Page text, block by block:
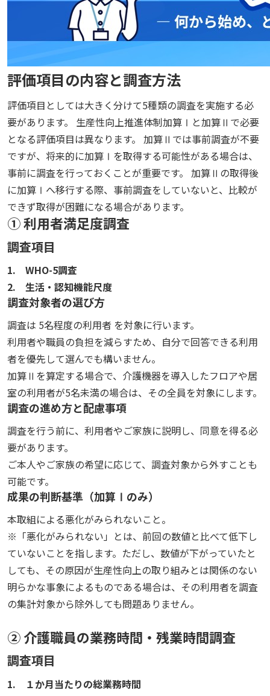
評価項目の内容と調査方法
評価項目としては大きく分けて5種類の調査を実施する必
要があります。 生産性向上推進体制加算Ⅰと加算Ⅱで必要
となる評価項目は異なります。 加算Ⅱでは事前調査が不要
ですが、将来的に加算Ⅰを取得する可能性がある場合は、
事前に調査を行っておくことが重要です。 加算Ⅱの取得後
に加算Ⅰへ移行する際、事前調査をしていないと、比較が
できず取得が困難になる場合があります。
① 利用者満足度調査
調査項目
1. WHO-5調査
2. 生活・認知機能尺度
調査対象者の選び方
調査は 5名程度の利用者 を対象に行います。
利用者や職員の負担を減らすため、自分で回答できる利用
者を優先して選んでも構いません。
加算Ⅱを算定する場合で、介護機器を導入したフロアや居
室の利用者が5名未満の場合は、その全員を対象にします。
調査の進め方と配慮事項
調査を行う前に、利用者やご家族に説明し、同意を得る必
要があります。
ご本人やご家族の希望に応じて、調査対象から外すことも
可能です。
成果の判断基準（加算Ⅰのみ）
本取組による悪化がみられないこと。
※「悪化がみられない」とは、前回の数値と比べて低下し
ていないことを指します。ただし、数値が下がっていたと
しても、その原因が生産性向上の取り組みとは関係のない
明らかな事象によるものである場合は、その利用者を調査
の集計対象から除外しても問題ありません。
② 介護職員の業務時間・残業時間調査
調査項目
1. １か月当たりの総業務時間